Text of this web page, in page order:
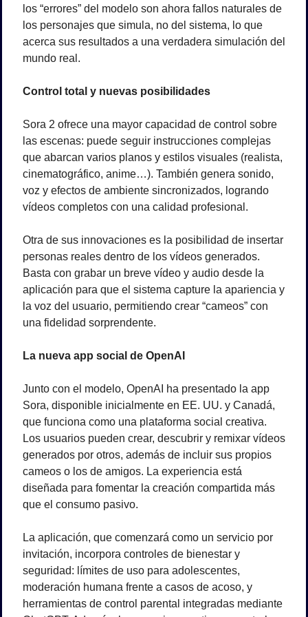
los “errores” del modelo son ahora fallos naturales de
los personajes que simula, no del sistema, lo que
acerca sus resultados a una verdadera simulación del
mundo real.
Control total y nuevas posibilidades
Sora 2 ofrece una mayor capacidad de control sobre
las escenas: puede seguir instrucciones complejas
que abarcan varios planos y estilos visuales (realista,
cinematográfico, anime…). También genera sonido,
voz y efectos de ambiente sincronizados, logrando
vídeos completos con una calidad profesional.
Otra de sus innovaciones es la posibilidad de insertar
personas reales dentro de los vídeos generados.
Basta con grabar un breve vídeo y audio desde la
aplicación para que el sistema capture la apariencia y
la voz del usuario, permitiendo crear “cameos” con
una fidelidad sorprendente.
La nueva app social de OpenAI
Junto con el modelo, OpenAI ha presentado la app
Sora, disponible inicialmente en EE. UU. y Canadá,
que funciona como una plataforma social creativa.
Los usuarios pueden crear, descubrir y remixar vídeos
generados por otros, además de incluir sus propios
cameos o los de amigos. La experiencia está
diseñada para fomentar la creación compartida más
que el consumo pasivo.
La aplicación, que comenzará como un servicio por
invitación, incorpora controles de bienestar y
seguridad: límites de uso para adolescentes,
moderación humana frente a casos de acoso, y
herramientas de control parental integradas mediante